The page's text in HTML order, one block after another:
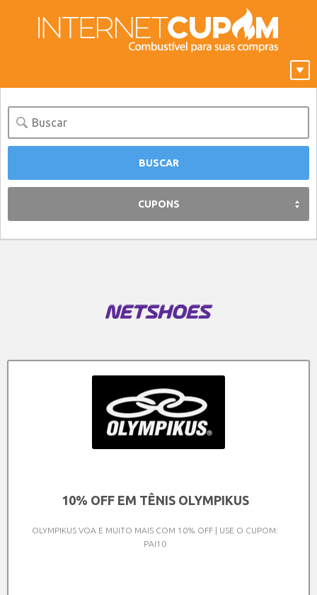
CUPONS
10% OFF EM TÊNIS OLYMPIKUS
OLYMPIKUS VOA E MUITO MAIS COM 10% OFF | USE O CUPOM:
PAI10